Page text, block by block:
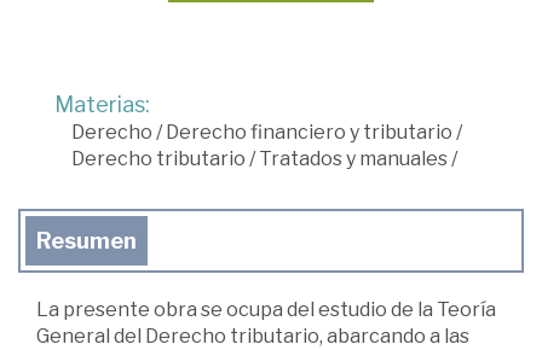
Materias:
Derecho /Derecho financiero y tributario /
Derecho tributario /Tratados y manuales/
Resumen
La presente obra se ocupa del estudio de la Teoría
General del Derecho tributario, abarcando a las